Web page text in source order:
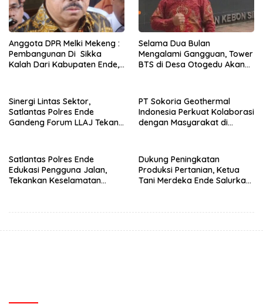
Anggota DPR Melki Mekeng :
Pembangunan Di Sikka
Kalah Dari Kabupaten Ende,
Selama Dua Bulan
Mengalami Gangguan, Tower
BTS di Desa Otogedu Akan
Sinergi Lintas Sektor,
Satlantas Polres Ende
Gandeng Forum LLAJ Tekan
PT Sokoria Geothermal
Indonesia Perkuat Kolaborasi
dengan Masyarakat di
Satlantas Polres Ende
Edukasi Pengguna Jalan,
Tekankan Keselamatan
Dukung Peningkatan
Produksi Pertanian, Ketua
Tani Merdeka Ende Salurkan